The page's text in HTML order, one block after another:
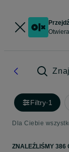
Filtry·1
Dla Ciebie
ZNALEŹLIŚMY 386